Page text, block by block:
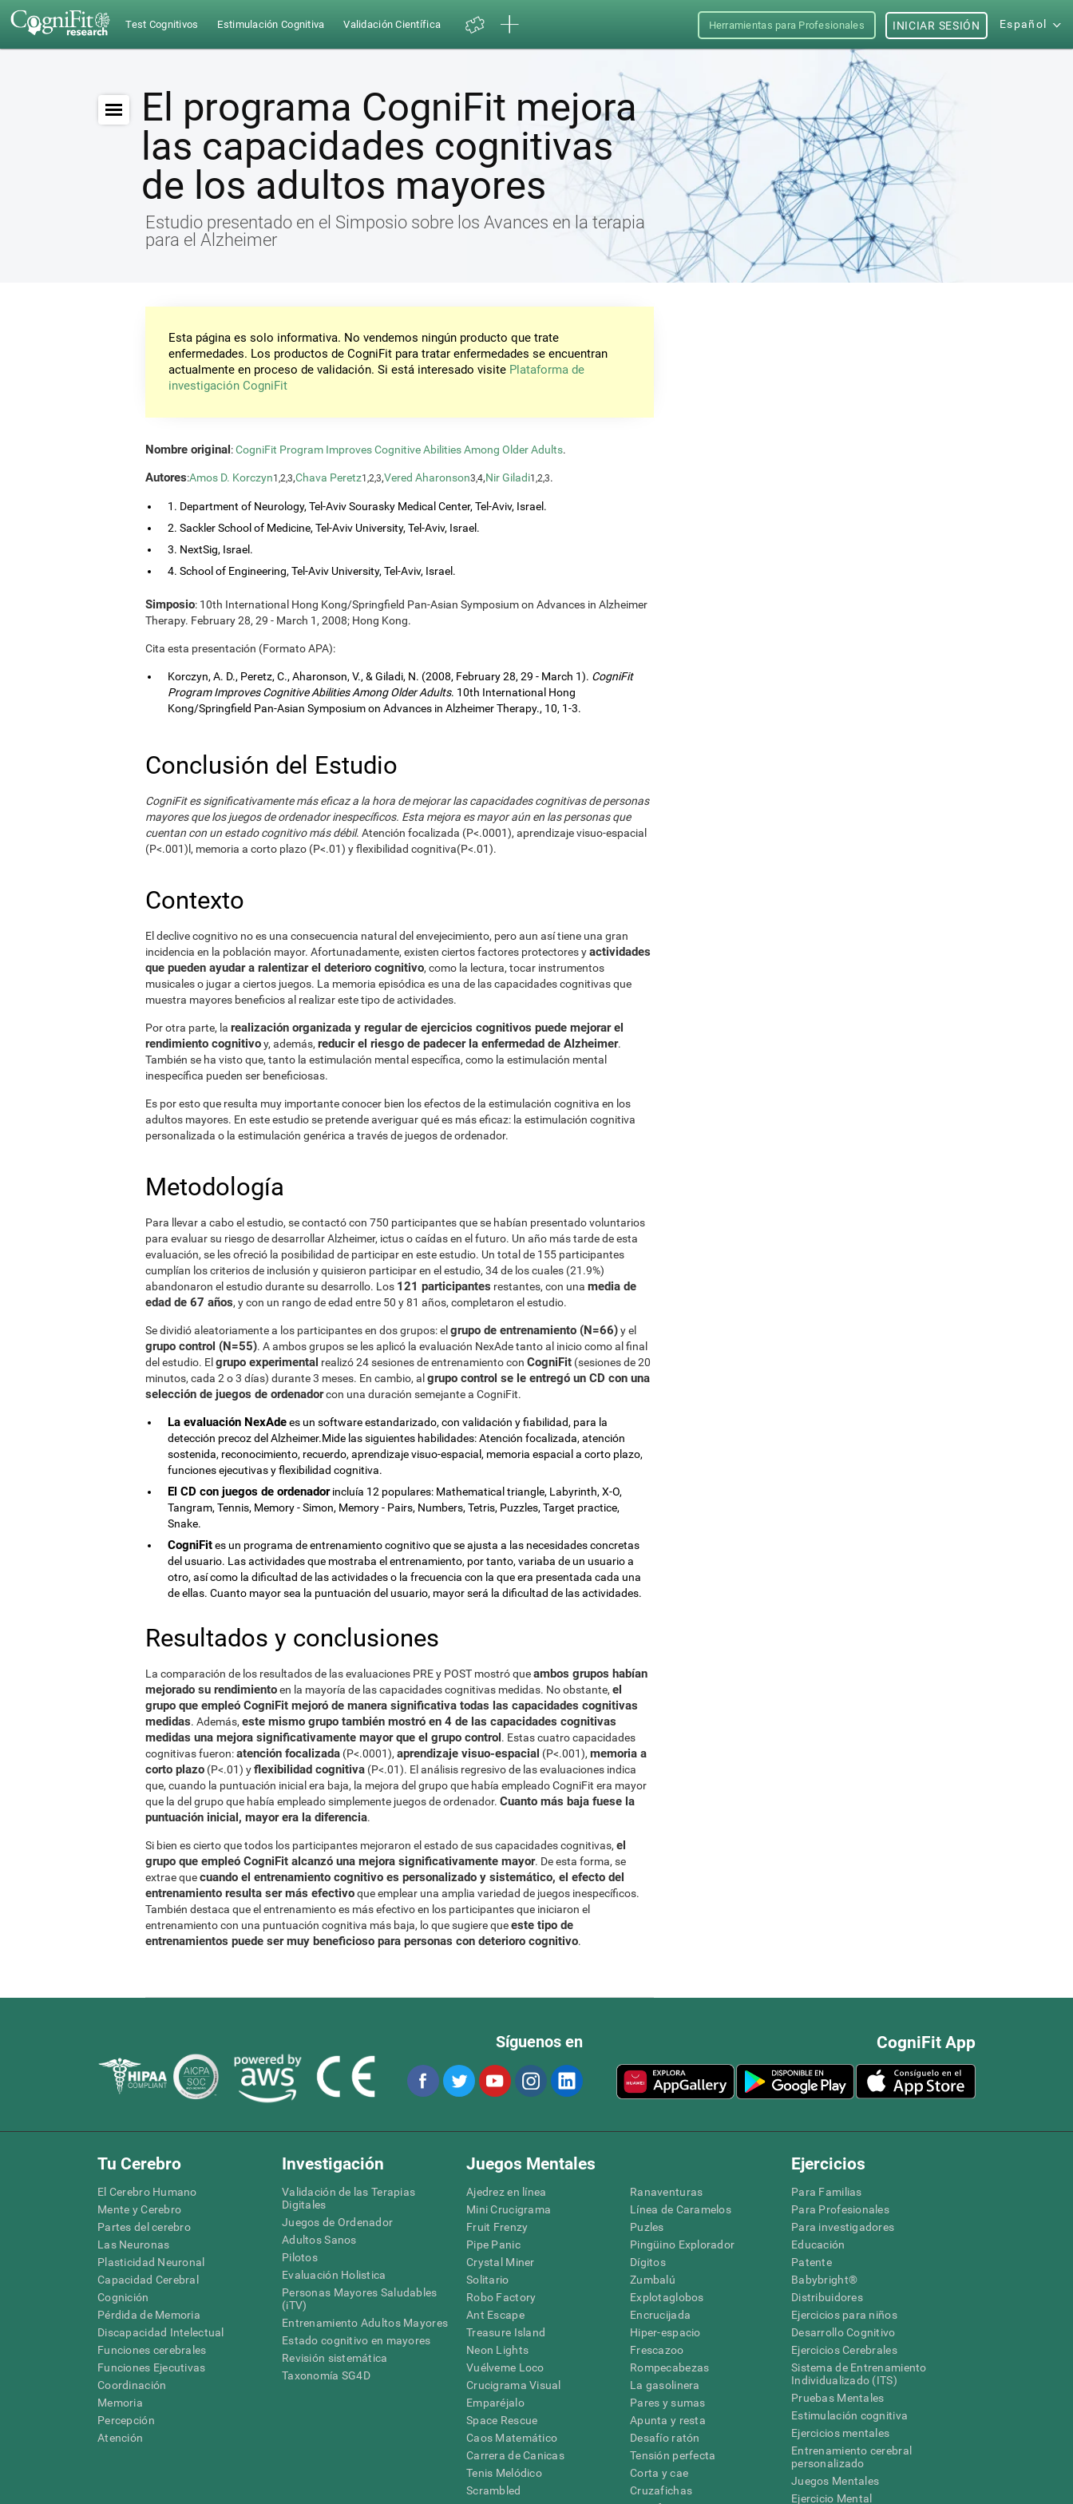
Test Cognitivos Estimulación Cognitiva Validación Científica Herramientas para Profesionales Español
INICIAR SESIÓN
El programa CogniFit mejora
las capacidades cognitivas
de los adultos mayores
Estudio presentado en el Simposio sobre los Avances en la terapia
para el Alzheimer
Esta página es solo informativa. No vendemos ningún producto que trate
enfermedades. Los productos de CogniFit para tratar enfermedades se encuentran
actualmente en proceso de validación. Si está interesado visite Plataforma de
investigación CogniFit
Nombre original:CogniFit Program Improves Cognitive Abilities Among Older Adults.
Autores:Amos D. Korczyn1,2,3,Chava Peretz1,2,3,Vered Aharonson3,4,Nir Giladi1,2,3.
1. Department of Neurology, Tel-Aviv Sourasky Medical Center, Tel-Aviv, Israel.
2. Sackler School of Medicine, Tel-Aviv University, Tel-Aviv, Israel.
3. NextSig, Israel.
4. School of Engineering, Tel-Aviv University, Tel-Aviv, Israel.
Simposio: 10th International Hong Kong/Springfield Pan-Asian Symposium on Advances in Alzheimer
Therapy. February 28, 29 - March 1, 2008; Hong Kong.
Cita esta presentación (Formato APA):
Korczyn, A. D., Peretz, C., Aharonson, V., & Giladi, N. (2008, February 28, 29 - March 1). CogniFit
Program Improves Cognitive Abilities Among Older Adults. 10th International Hong
Kong/Springfield Pan-Asian Symposium on Advances in Alzheimer Therapy., 10, 1-3.
Conclusión del Estudio
CogniFit es significativamente más eficaz a la hora de mejorar las capacidades cognitivas de personas
mayores que los juegos de ordenador inespecíficos. Esta mejora es mayor aún en las personas que
cuentan con un estado cognitivo más débil. Atención focalizada (P<.0001), aprendizaje visuo-espacial
(P<.001)l, memoria a corto plazo (P<.01) y flexibilidad cognitiva(P<.01).
Contexto
El declive cognitivo no es una consecuencia natural del envejecimiento, pero aun así tiene una gran
incidencia en la población mayor. Afortunadamente, existen ciertos factores protectores yactividades
que pueden ayudar a ralentizar el deterioro cognitivo, como la lectura, tocar instrumentos
musicales o jugar a ciertos juegos. La memoria episódica es una de las capacidades cognitivas que
muestra mayores beneficios al realizar este tipo de actividades.
Por otra parte, la realización organizada y regular de ejercicios cognitivos puede mejorar el
rendimiento cognitivoy, además, reducir el riesgo de padecer la enfermedad de Alzheimer.
También se ha visto que, tanto la estimulación mental específica, como la estimulación mental
inespecífica pueden ser beneficiosas.
Es por esto que resulta muy importante conocer bien los efectos de la estimulación cognitiva en los
adultos mayores. En este estudio se pretende averiguar qué es más eficaz: la estimulación cognitiva
personalizada o la estimulación genérica a través de juegos de ordenador.
Metodología
Para llevar a cabo el estudio, se contactó con 750 participantes que se habían presentado voluntarios
para evaluar su riesgo de desarrollar Alzheimer, ictus o caídas en el futuro. Un año más tarde de esta
evaluación, se les ofreció la posibilidad de participar en este estudio. Un total de 155 participantes
cumplían los criterios de inclusión y quisieron participar en el estudio, 34 de los cuales (21.9%)
abandonaron el estudio durante su desarrollo. Los 121 participantes restantes, con una media de
edad de 67 años, y con un rango de edad entre 50 y 81 años, completaron el estudio.
Se dividió aleatoriamente a los participantes en dos grupos: el grupo de entrenamiento (N=66)y el
grupo control (N=55). A ambos grupos se les aplicó la evaluación NexAde tanto al inicio como al final
del estudio. El grupo experimental realizó 24 sesiones de entrenamiento con CogniFit (sesiones de 20
minutos, cada 2 o 3 días) durante 3 meses. En cambio, al grupo control se le entregó un CD con una
selección de juegos de ordenadorcon una duración semejante a CogniFit.
La evaluación NexAdees un software estandarizado, con validación y fiabilidad, para la
detección precoz del Alzheimer.Mide las siguientes habilidades: Atención focalizada, atención
sostenida, reconocimiento, recuerdo, aprendizaje visuo-espacial, memoria espacial a corto plazo,
funciones ejecutivas y flexibilidad cognitiva.
El CD con juegos de ordenadorincluía 12 populares: Mathematical triangle, Labyrinth, X-O,
Tangram, Tennis, Memory - Simon, Memory - Pairs, Numbers, Tetris, Puzzles, Target practice,
Snake.
CogniFites un programa de entrenamiento cognitivo que se ajusta a las necesidades concretas
del usuario. Las actividades que mostraba el entrenamiento, por tanto, variaba de un usuario a
otro, así como la dificultad de las actividades o la frecuencia con la que era presentada cada una
de ellas. Cuanto mayor sea la puntuación del usuario, mayor será la dificultad de las actividades.
Resultados y conclusiones
La comparación de los resultados de las evaluaciones PRE y POST mostró queambos grupos habían
mejorado su rendimientoen la mayoría de las capacidades cognitivas medidas. No obstante, el
grupo que empleó CogniFit mejoró de manera significativa todas las capacidades cognitivas
medidas. Además, este mismo grupo también mostró en 4 de las capacidades cognitivas
medidas una mejora significativamente mayor que el grupo control. Estas cuatro capacidades
cognitivas fueron:atención focalizada (P<.0001), aprendizaje visuo-espacial (P<.001), memoria a
corto plazo (P<.01) yflexibilidad cognitiva (P<.01). El análisis regresivo de las evaluaciones indica
que, cuando la puntuación inicial era baja, la mejora del grupo que había empleado CogniFit era mayor
que la del grupo que había empleado simplemente juegos de ordenador. Cuanto más baja fuese la
puntuación inicial, mayor era la diferencia.
Si bien es cierto que todos los participantes mejoraron el estado de sus capacidades cognitivas, el
grupo que empleó CogniFit alcanzó una mejora significativamente mayor. De esta forma, se
extrae quecuando el entrenamiento cognitivo es personalizado y sistemático, el efecto del
entrenamiento resulta ser más efectivoque emplear una amplia variedad de juegos inespecíficos.
También destaca que el entrenamiento es más efectivo en los participantes que iniciaron el
entrenamiento con una puntuación cognitiva más baja, lo que sugiere queeste tipo de
entrenamientos puede ser muy beneficioso para personas con deterioro cognitivo.
CogniFit App
Síguenos en
Tu Cerebro
El Cerebro Humano
Mente y Cerebro
Partes del cerebro
Las Neuronas
Plasticidad Neuronal
Capacidad Cerebral
Cognición
Pérdida de Memoria
Discapacidad Intelectual
Funciones cerebrales
Funciones Ejecutivas
Coordinación
Memoria
Percepción
Atención
Investigación
Validación de las Terapias
Digitales
Juegos de Ordenador
Adultos Sanos
Pilotos
Evaluación Holistica
Personas Mayores Saludables
(iTV)
Entrenamiento Adultos Mayores
Estado cognitivo en mayores
Revisión sistemática
Taxonomía SG4D
Juegos Mentales
Ajedrez en línea
Mini Crucigrama
Fruit Frenzy
Pipe Panic
Crystal Miner
Solitario
Robo Factory
Ant Escape
Treasure Island
Neon Lights
Vuélveme Loco
Crucigrama Visual
Emparéjalo
Space Rescue
Caos Matemático
Carrera de Canicas
Tenis Melódico
Scrambled
Ranaventuras
Línea de Caramelos
Puzles
Pingüino Explorador
Dígitos
Zumbalú
Explotaglobos
Encrucijada
Hiper-espacio
Frescazoo
Rompecabezas
La gasolinera
Pares y sumas
Apunta y resta
Desafío ratón
Tensión perfecta
Corta y cae
Cruzafichas
Ejercicios
Para Familias
Para Profesionales
Para investigadores
Educación
Patente
Babybright®
Distribuidores
Ejercicios para niños
Desarrollo Cognitivo
Ejercicios Cerebrales
Sistema de Entrenamiento
Individualizado (ITS)
Pruebas Mentales
Estimulación cognitiva
Ejercicios mentales
Entrenamiento cerebral
personalizado
Juegos Mentales
Ejercicio Mental